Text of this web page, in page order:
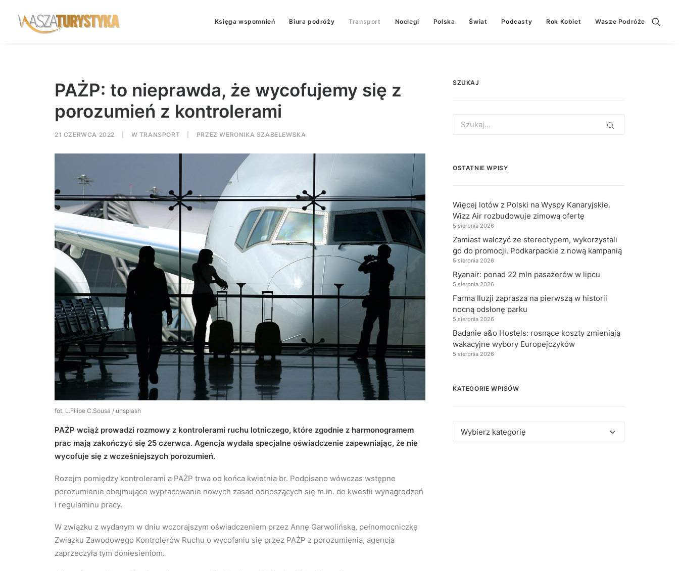
Księga wspomnień Biura podróży Transport Noclegi Polska Świat Podcasty Rok Kobiet Wasze Podróże
PAŻP: to nieprawda, że wycofujemy się z
porozumień z kontrolerami
21 CZERWCA 2022 W TRANSPORT PRZEZWERONIKA SZABELEWSKA
fot. L.Filipe C.Sousa / unsplash
PAŻP wciąż prowadzi rozmowy z kontrolerami ruchu lotniczego, które zgodnie z harmonogramem
prac mają zakończyć się 25 czerwca. Agencja wydała specjalne oświadczenie zapewniając, że nie
wycofuje się z wcześniejszych porozumień.
Rozejm pomiędzy kontrolerami a PAŻP trwa od końca kwietnia br. Podpisano wówczas wstępne
porozumienie obejmujące wypracowanie nowych zasad odnoszących się m.in. do kwestii wynagrodzeń
i regulaminu pracy.
W związku z wydanym w dniu wczorajszym oświadczeniem przez Annę Garwolińską, pełnomocniczkę
Związku Zawodowego Kontrolerów Ruchu o wycofaniu się przez PAŻP z porozumienia, agencja
zaprzeczyła tym doniesieniom.
SZUKAJ
for:
OSTATNIE WPISY
Więcej lotów z Polski na Wyspy Kanaryjskie.
Wizz Air rozbudowuje zimową ofertę
5 sierpnia 2026
Zamiast walczyć ze stereotypem, wykorzystali
go do promocji. Podkarpackie z nową kampanią
5 sierpnia 2026
Ryanair: ponad 22 mln pasażerów w lipcu
5 sierpnia 2026
Farma Iluzji zaprasza na pierwszą w historii
nocną odsłonę parku
5 sierpnia 2026
Badanie a&o Hostels: rosnące koszty zmieniają
wakacyjne wybory Europejczyków
5 sierpnia 2026
KATEGORIE WPISÓW
Kategorie